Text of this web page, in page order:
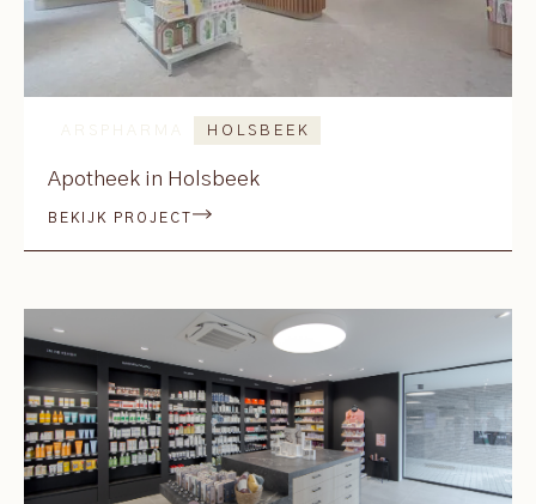
ARSPHARMA HOLSBEEK
Apotheek in Holsbeek
BEKIJK PROJECT